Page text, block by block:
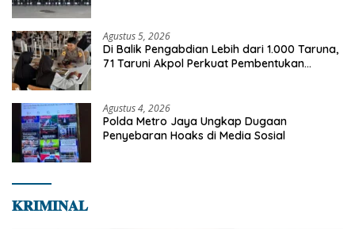
Agustus 5, 2026
Di Balik Pengabdian Lebih dari 1.000 Taruna,
71 Taruni Akpol Perkuat Pembentukan
Agustus 4, 2026
Polda Metro Jaya Ungkap Dugaan
Penyebaran Hoaks di Media Sosial
𝐊𝐑𝐈𝐌𝐈𝐍𝐀𝐋